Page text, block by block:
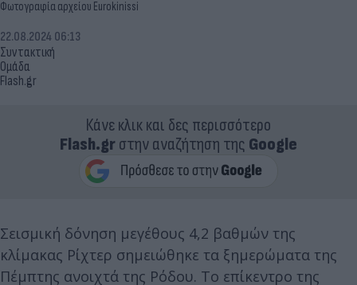
Φωτογραφία αρχείου Eurokinissi
Συντακτική
Ομάδα
Flash.gr
22.08.2024 06:13
Κάνε κλικ και δες περισσότερο
Flash.grστην αναζήτηση της Google
Σεισμική δόνηση μεγέθους 4,2 βαθμών της
κλίμακας Ρίχτερ σημειώθηκε τα ξημερώματα της
Πέμπτης ανοιχτά της Ρόδου. Το επίκεντρο της